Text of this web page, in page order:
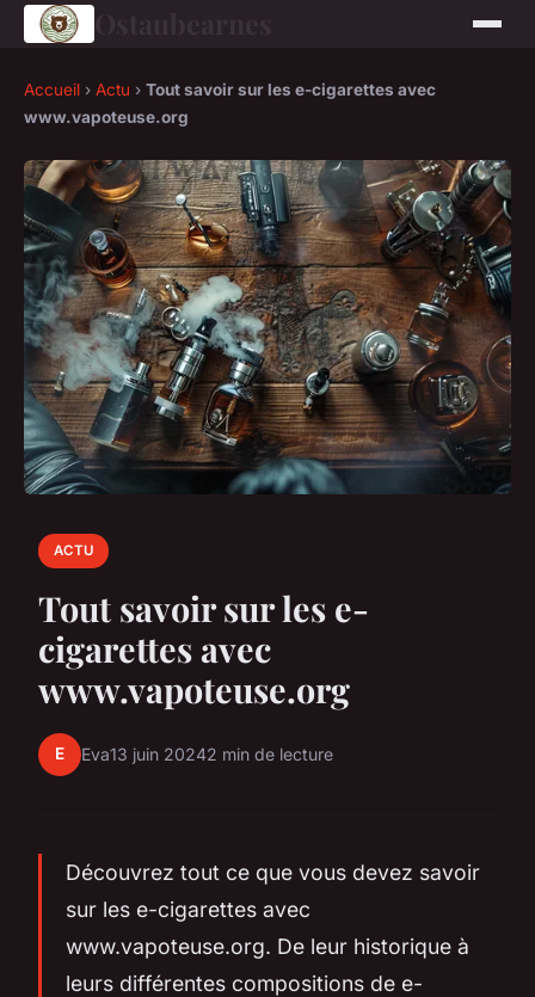
Accueil › Actu › Tout savoir sur les e-cigarettes avec
www.vapoteuse.org
ACTU
Tout savoir sur les e-
cigarettes avec
www.vapoteuse.org
E Eva13 juin 20242 min de lecture
Découvrez tout ce que vous devez savoir
sur les e-cigarettes avec
www.vapoteuse.org. De leur historique à
leurs différentes compositions de e-